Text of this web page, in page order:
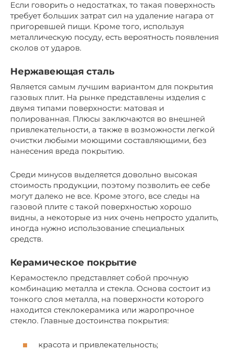
Если говорить о недостатках, то такая поверхность
требует больших затрат сил на удаление нагара от
пригоревшей пищи. Кроме того, используя
металлическую посуду, есть вероятность появления
сколов от ударов.
Нержавеющая сталь
Является самым лучшим вариантом для покрытия
газовых плит. На рынке представлены изделия с
двумя типами поверхности: матовая и
полированная. Плюсы заключаются во внешней
привлекательности, а также в возможности легкой
очистки любыми моющими составляющими, без
нанесения вреда покрытию.
Среди минусов выделяется довольно высокая
стоимость продукции, поэтому позволить ее себе
могут далеко не все. Кроме этого, все следы на
газовой плите с такой поверхностью хорошо
видны, а некоторые из них очень непросто удалить,
иногда нужно использование специальных
средств.
Керамическое покрытие
Керамостекло представляет собой прочную
комбинацию металла и стекла. Основа состоит из
тонкого слоя металла, на поверхности которого
находится стеклокерамика или жаропрочное
стекло. Главные достоинства покрытия:
красота и привлекательность;